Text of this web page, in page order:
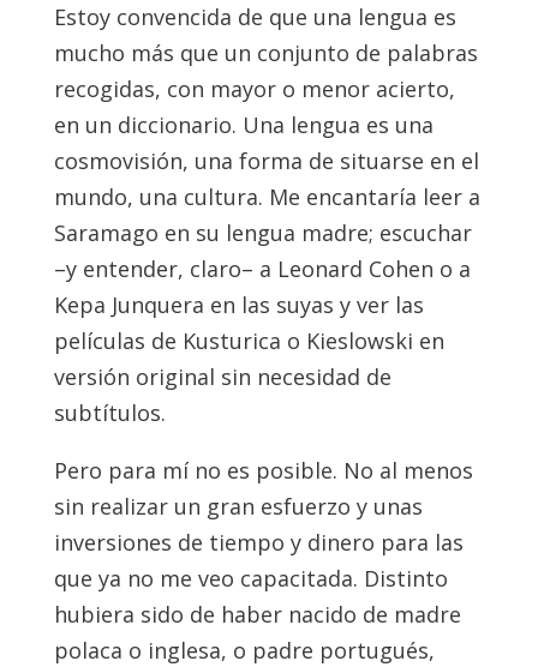
Estoy convencida de que una lengua es
mucho más que un conjunto de palabras
recogidas, con mayor o menor acierto,
en un diccionario. Una lengua es una
cosmovisión, una forma de situarse en el
mundo, una cultura. Me encantaría leer a
Saramago en su lengua madre; escuchar
­–y entender, claro– a Leonard Cohen o a
Kepa Junquera en las suyas y ver las
películas de Kusturica o Kieslowski en
versión original sin necesidad de
subtítulos.
Pero para mí no es posible. No al menos
sin realizar un gran esfuerzo y unas
inversiones de tiempo y dinero para las
que ya no me veo capacitada. Distinto
hubiera sido de haber nacido de madre
polaca o inglesa, o padre portugués,